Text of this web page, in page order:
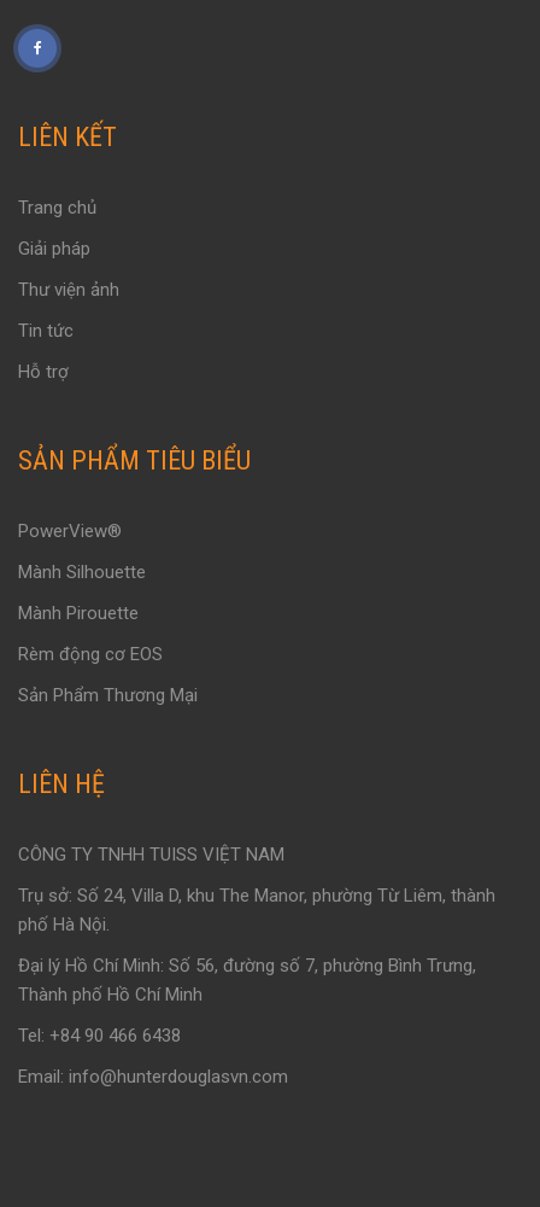
LIÊN KẾT
Trang chủ
Giải pháp
Thư viện ảnh
Tin tức
Hỗ trợ
SẢN PHẨM TIÊU BIỂU
PowerView®
Mành Silhouette
Mành Pirouette
Rèm động cơ EOS
Sản Phẩm Thương Mại
LIÊN HỆ
CÔNG TY TNHH TUISS VIỆT NAM
Trụ sở: Số 24, Villa D, khu The Manor, phường Từ Liêm, thành
phố Hà Nội.
Đại lý Hồ Chí Minh: Số 56, đường số 7, phường Bình Trưng,
Thành phố Hồ Chí Minh
Tel: +84 90 466 6438
Email: info@hunterdouglasvn.com